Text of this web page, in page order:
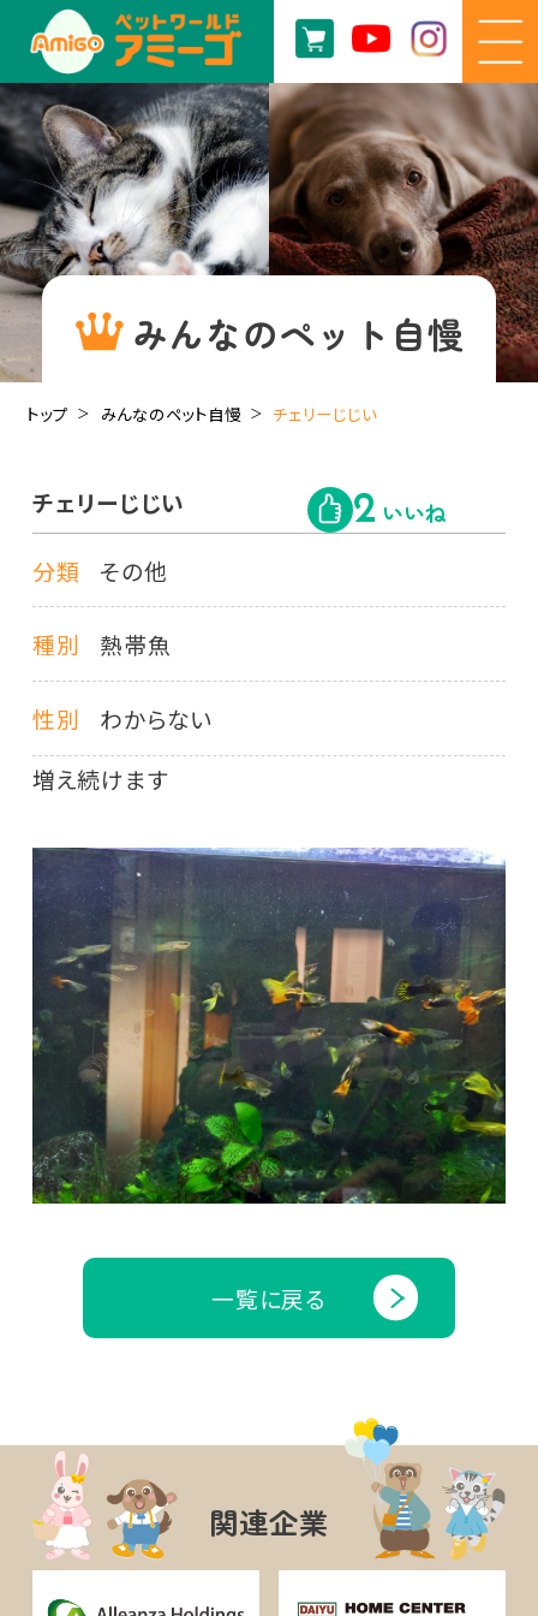
みんなのペット自慢
トップ みんなのペット自慢 チェリーじじい
チェリーじじい 2 いいね
分類 その他
種別 熱帯魚
性別
わからない
増え続けます
一覧に戻る
関連企業